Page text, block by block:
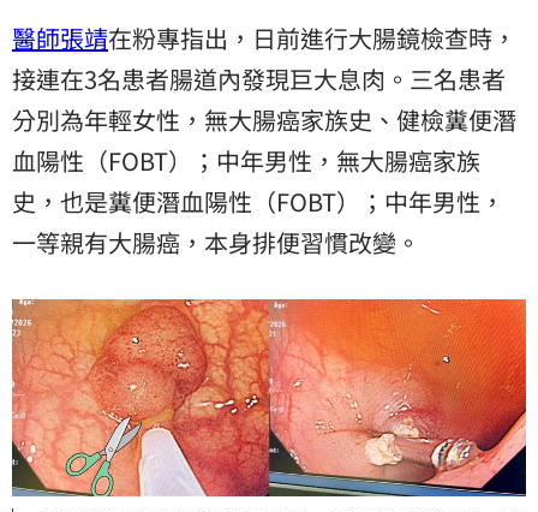
醫師張靖在粉專指出，日前進行大腸鏡檢查時，
接連在3名患者腸道內發現巨大息肉。三名患者
分別為年輕女性，無大腸癌家族史、健檢糞便潛
血陽性（FOBT）；中年男性，無大腸癌家族
史，也是糞便潛血陽性（FOBT）；中年男性，
一等親有大腸癌，本身排便習慣改變。